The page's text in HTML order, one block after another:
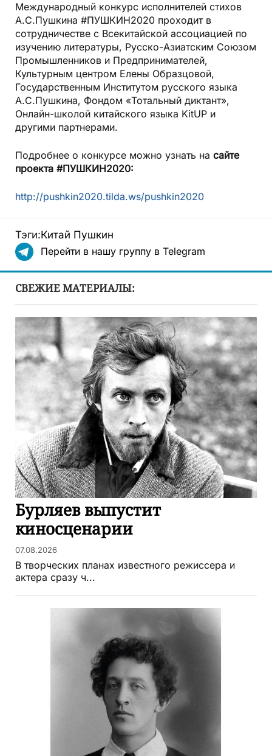
Международный конкурс исполнителей стихов
А.С.Пушкина #ПУШКИН2020 проходит в
сотрудничестве с Всекитайской ассоциацией по
изучению литературы, Русско-Азиатским Союзом
Промышленников и Предпринимателей,
Культурным центром Елены Образцовой,
Государственным Институтом русского языка
А.С.Пушкина, Фондом «Тотальный диктант»,
Онлайн-школой китайского языка KitUP и
другими партнерами.
Подробнее о конкурсе можно узнать на сайте
проекта #ПУШКИН2020:
http://pushkin2020.tilda.ws/pushkin2020
Тэги:Китай Пушкин
Перейти в нашу группу в Telegram
СВЕЖИЕ МАТЕРИАЛЫ:
Бурляев выпустит
киносценарии
07.08.2026
В творческих планах известного режиссера и
актера сразу ч...